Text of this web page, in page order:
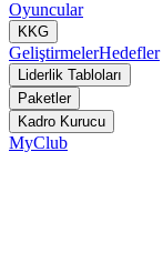
Oyuncular
KKG
GeliştirmelerHedefler
Liderlik Tabloları
Paketler
Kadro Kurucu
MyClub